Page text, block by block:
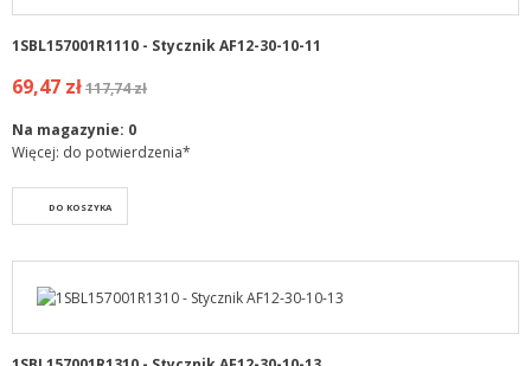
1SBL157001R1110 - Stycznik AF12-30-10-11
69,47 zł117,74 zł
Na magazynie: 0
Więcej: do potwierdzenia*
DO KOSZYKA